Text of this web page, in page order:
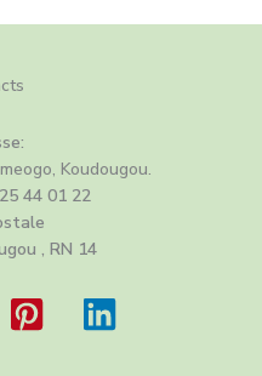
Koudougou.
44 01 22
, RN 14